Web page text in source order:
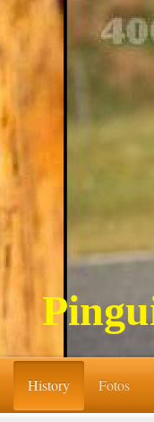
History Fotos